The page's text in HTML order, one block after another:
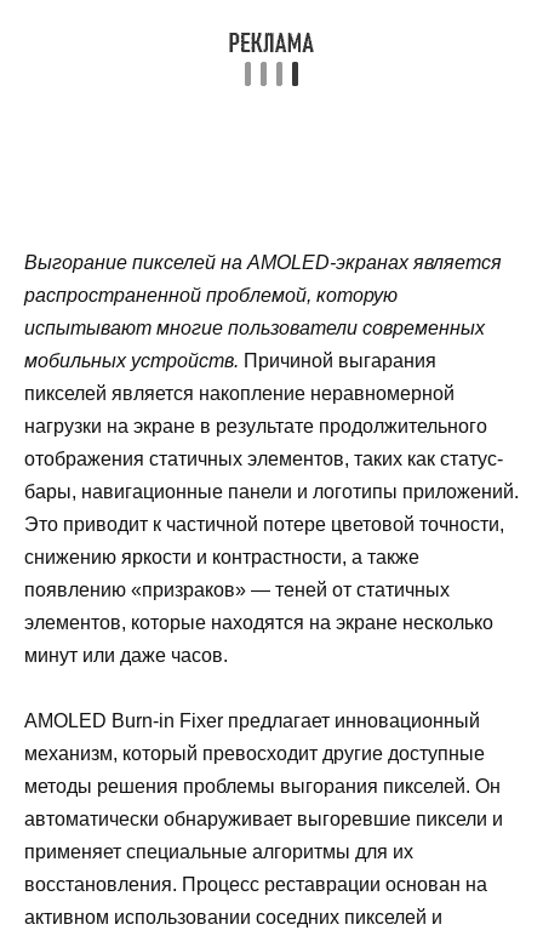
Выгорание пикселей на AMOLED-экранах является
распространенной проблемой, которую
испытывают многие пользователи современных
мобильных устройств. Причиной выгарания
пикселей является накопление неравномерной
нагрузки на экране в результате продолжительного
отображения статичных элементов, таких как статус-
бары, навигационные панели и логотипы приложений.
Это приводит к частичной потере цветовой точности,
снижению яркости и контрастности, а также
появлению «призраков» — теней от статичных
элементов, которые находятся на экране несколько
минут или даже часов.
AMOLED Burn-in Fixer предлагает инновационный
механизм, который превосходит другие доступные
методы решения проблемы выгорания пикселей. Он
автоматически обнаруживает выгоревшие пиксели и
применяет специальные алгоритмы для их
восстановления. Процесс реставрации основан на
активном использовании соседних пикселей и